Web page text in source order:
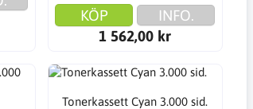
KÖP
INFO.
1 562,00 kr
Tonerkassett Cyan 3.000 sid.